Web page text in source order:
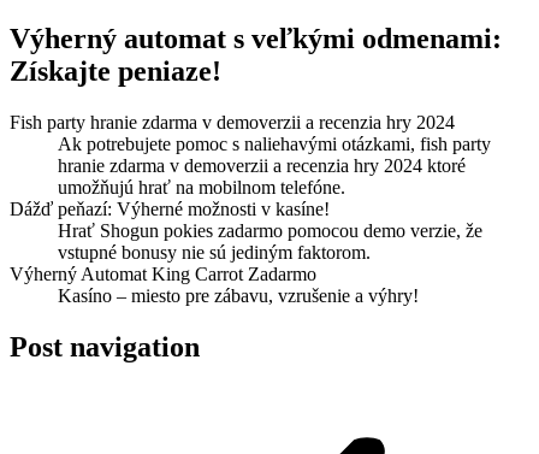
Výherný automat s veľkými odmenami:
Získajte peniaze!
Fish party hranie zdarma v demoverzii a recenzia hry 2024
Ak potrebujete pomoc s naliehavými otázkami, fish party
hranie zdarma v demoverzii a recenzia hry 2024 ktoré
umožňujú hrať na mobilnom telefóne.
Dážď peňazí: Výherné možnosti v kasíne!
Hrať Shogun pokies zadarmo pomocou demo verzie, že
vstupné bonusy nie sú jediným faktorom.
Výherný Automat King Carrot Zadarmo
Kasíno – miesto pre zábavu, vzrušenie a výhry!
Post navigation